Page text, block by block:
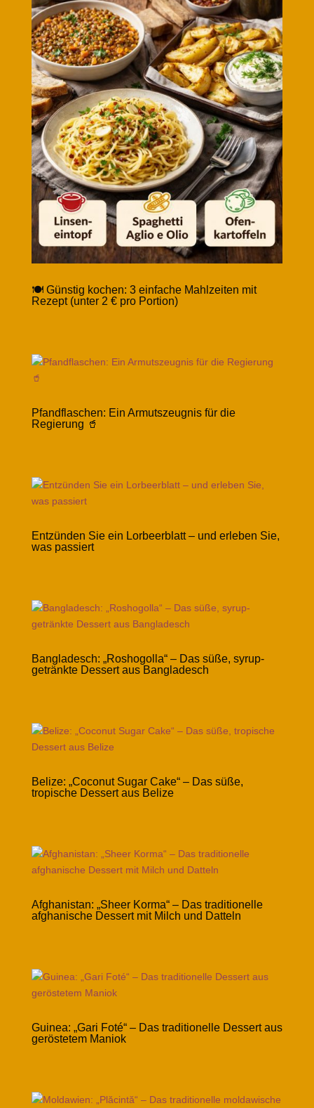
🍽️ Günstig kochen: 3 einfache Mahlzeiten mit
Rezept (unter 2 € pro Portion)
Pfandflaschen: Ein Armutszeugnis für die
Regierung 🥤
Entzünden Sie ein Lorbeerblatt – und erleben Sie,
was passiert
Bangladesch: „Roshogolla“ – Das süße, syrup-
getränkte Dessert aus Bangladesch
Belize: „Coconut Sugar Cake“ – Das süße,
tropische Dessert aus Belize
Afghanistan: „Sheer Korma“ – Das traditionelle
afghanische Dessert mit Milch und Datteln
Guinea: „Gari Foté“ – Das traditionelle Dessert aus
geröstetem Maniok